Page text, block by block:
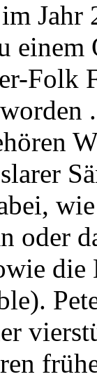
Folk
oder